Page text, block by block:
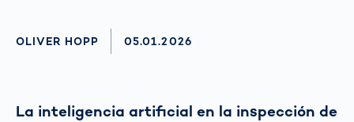
AUTHOR
OLIVER HOPP AKTUALISIERT AM:
05.01.2026
La inteligencia artificial en la inspección de